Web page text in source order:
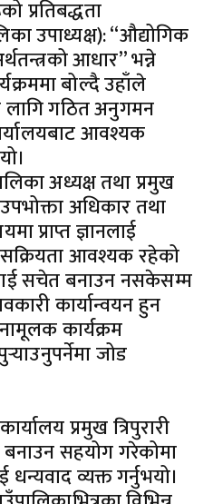
प्रतिबद्धता
उपाध्यक्ष): “औद्योगिक
आधार” भन्ने
बोल्दै उहाँले
लागि गठित अनुगमन
आवश्यक
अध्यक्ष तथा प्रमुख
अधिकार तथा
प्राप्त ज्ञानलाई
सक्रियता आवश्यक रहेको
सचेत बनाउन नसकेसम्म
कार्यान्वयन हुन
कार्यक्रम
जोड
प्रमुख त्रिपुरारी
सहयोग गरेकोमा
धन्यवाद व्यक्त गर्नुभयो।